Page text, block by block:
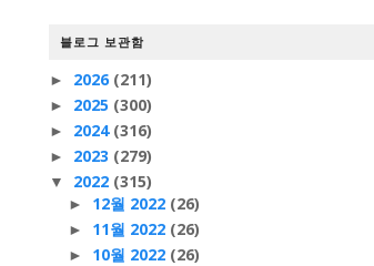
블로그 보관함
► 2026 (211)
► 2025 (300)
► 2024 (316)
► 2023 (279)
▼ 2022 (315)
► 12월 2022 (26)
► 11월 2022 (26)
► 10월 2022 (26)